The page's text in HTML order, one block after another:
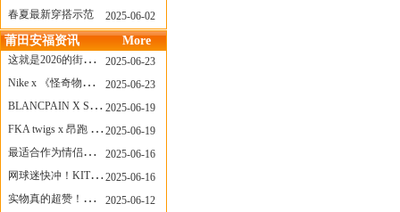
春夏最新穿搭示范
2025-06-02
莆田安福资讯 More
这就是2026的街头感！Prada新包我先爱了
2025-06-23
Nike x 《怪奇物语》联名回归，终于轮到这双热门款了！
2025-06-23
BLANCPAIN X SWATCH联名款 BIOCERAMIC SCUBA FIFTY FATHOMS 系列推出全新 GREEN ABYSS（碧波洋）腕表
2025-06-19
FKA twigs x 昂跑 联名来了，这三双 Cloud X 你选哪一双？
2025-06-19
最适合作为情侣鞋的New Balance 1906 Loafer出现了！
2025-06-16
网球迷快冲！KITH x Wilson 限量球拍太会设计了
2025-06-16
实物真的超赞！NB 新款 2010 新配色
2025-06-12